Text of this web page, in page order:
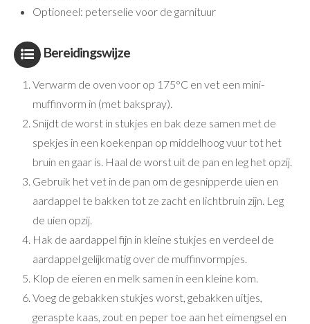
Optioneel: peterselie voor de garnituur
Bereidingswijze
Verwarm de oven voor op 175°C en vet een mini-
muffinvorm in (met bakspray).
Snijdt de worst in stukjes en bak deze samen met de
spekjes in een koekenpan op middelhoog vuur tot het
bruin en gaar is. Haal de worst uit de pan en leg het opzij.
Gebruik het vet in de pan om de gesnipperde uien en
aardappel te bakken tot ze zacht en lichtbruin zijn. Leg
de uien opzij.
Hak de aardappel fijn in kleine stukjes en verdeel de
aardappel gelijkmatig over de muffinvormpjes.
Klop de eieren en melk samen in een kleine kom.
Voeg de gebakken stukjes worst, gebakken uitjes,
geraspte kaas, zout en peper toe aan het eimengsel en